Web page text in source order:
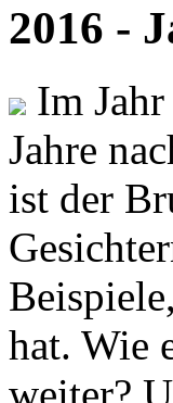
2016 -
Im
Jahre
ist der
hat. Wie
weiter?